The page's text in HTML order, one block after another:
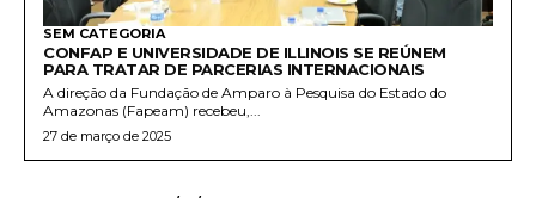
SEM CATEGORIA
CONFAP E UNIVERSIDADE DE ILLINOIS SE REÚNEM
PARA TRATAR DE PARCERIAS INTERNACIONAIS
A direção da Fundação de Amparo à Pesquisa do Estado do
Amazonas (Fapeam) recebeu,...
27 de março de 2025